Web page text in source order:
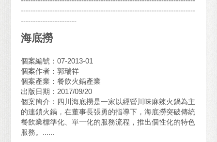
------------------------------------------------------------------------
-----------------------
海底撈
個案編號：07-2013-01
個案作者：郭瑞祥
個案產業：餐飲火鍋產業
出版日期：2017/09/20
個案簡介：四川海底撈是一家以經營川味麻辣火鍋為主
的連鎖火鍋，在董事長張勇的指導下，海底撈突破傳統
餐飲業標準化、單一化的服務流程，推出個性化的特色
服務。......